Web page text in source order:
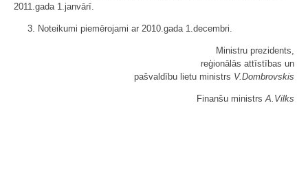
2011.gada 1.janvārī.
3. Noteikumi piemērojami ar 2010.gada 1.decembri.
Ministru prezidents,
reģionālās attīstības un
pašvaldību lietu ministrs V.Dombrovskis
Finanšu ministrs A.Vilks